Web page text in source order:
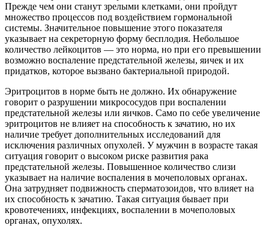
Прежде чем они станут зрелыми клетками, они пройдут
множество процессов под воздействием гормональной
системы. Значительное повышение этого показателя
указывает на секреторную форму бесплодия. Небольшое
количество лейкоцитов — это норма, но при его превышении
возможно воспаление предстательной железы, яичек и их
придатков, которое вызвано бактериальной природой.
Эритроцитов в норме быть не должно. Их обнаружение
говорит о разрушении микрососудов при воспалении
предстательной железы или яичков. Само по себе увеличение
эритроцитов не влияет на способность к зачатию, но их
наличие требует дополнительных исследований для
исключения различных опухолей. У мужчин в возрасте такая
ситуация говорит о высоком риске развития рака
предстательной железы. Повышенное количество слизи
указывает на наличие воспаления в мочеполовых органах.
Она затрудняет подвижность сперматозоидов, что влияет на
их способность к зачатию. Такая ситуация бывает при
кровотечениях, инфекциях, воспалении в мочеполовых
органах, опухолях.